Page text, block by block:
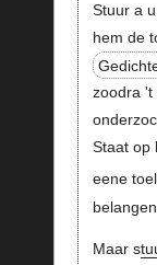
Stuur a
hem de
zoodra 't
Staat op
eene
Maar s